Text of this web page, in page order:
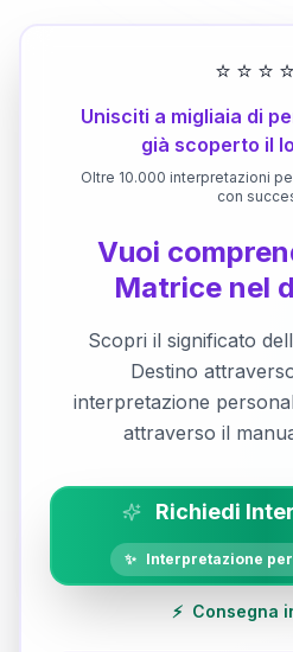
⭐ ⭐ ⭐ ⭐
Unisciti a migliaia di
già scoperto il
Oltre 10.000 interpretazioni
con
Vuoi
Matrice nel
Scopri il significato
Destino
interpretazione
attraverso il
Richiedi
✨ Interpretazione
⚡ Consegna